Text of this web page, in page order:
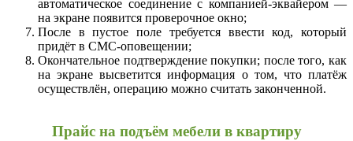
автоматическое соединение с компанией-эквайером —
на экране появится проверочное окно;
После в пустое поле требуется ввести код, который
придёт в СМС-оповещении;
Окончательное подтверждение покупки; после того, как
на экране высветится информация о том, что платёж
осуществлён, операцию можно считать законченной.
Прайс на подъём мебели в квартиру